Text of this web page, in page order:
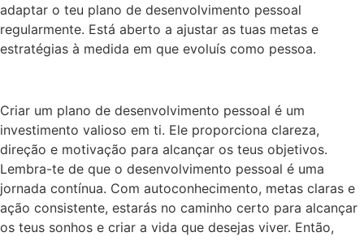
adaptar o teu plano de desenvolvimento pessoal
regularmente. Está aberto a ajustar as tuas metas e
estratégias à medida em que evoluís como pessoa.
Criar um plano de desenvolvimento pessoal é um
investimento valioso em ti. Ele proporciona clareza,
direção e motivação para alcançar os teus objetivos.
Lembra-te de que o desenvolvimento pessoal é uma
jornada contínua. Com autoconhecimento, metas claras e
ação consistente, estarás no caminho certo para alcançar
os teus sonhos e criar a vida que desejas viver. Então,